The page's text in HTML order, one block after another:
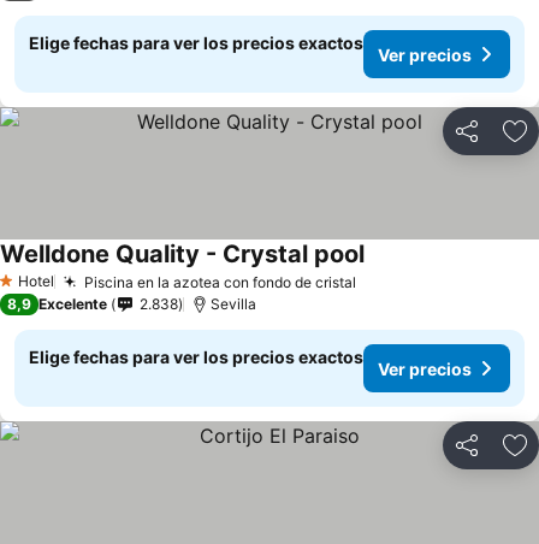
Elige fechas para ver los precios exactos
Ver precios
Compartir
1 Estrellas
Hotel Piscina en la azotea con fondo de cristal
Welldone Quality - Crystal poolVer precios
8,9 Excelente 2.838 Sevilla
Elige fechas para ver los precios exactos
Ver precios
Compartir